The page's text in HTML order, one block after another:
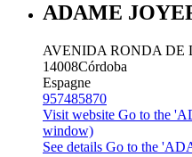
ADAME
AVENIDA RONDA DE
14008Córdoba
Espagne
957485870
Visit website Go to the
window)
See details Go to the